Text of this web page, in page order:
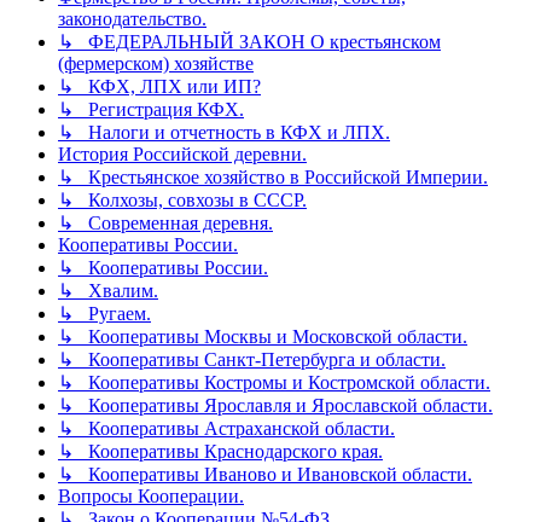
законодательство.
↳ ФЕДЕРАЛЬНЫЙ ЗАКОН О крестьянском
(фермерском) хозяйстве
↳ КФХ, ЛПХ или ИП?
↳ Регистрация КФХ.
↳ Налоги и отчетность в КФХ и ЛПХ.
История Российской деревни.
↳ Крестьянское хозяйство в Российской Империи.
↳ Колхозы, совхозы в СССР.
↳ Современная деревня.
Кооперативы России.
↳ Кооперативы России.
↳ Хвалим.
↳ Ругаем.
↳ Кооперативы Москвы и Московской области.
↳ Кооперативы Санкт-Петербурга и области.
↳ Кооперативы Костромы и Костромской области.
↳ Кооперативы Ярославля и Ярославской области.
↳ Кооперативы Астраханской области.
↳ Кооперативы Краснодарского края.
↳ Кооперативы Иваново и Ивановской области.
Вопросы Кооперации.